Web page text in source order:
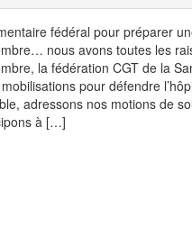
fédéral pour préparer
nous avons toutes les
la fédération CGT de la
pour défendre
adressons nos motions de
à […]